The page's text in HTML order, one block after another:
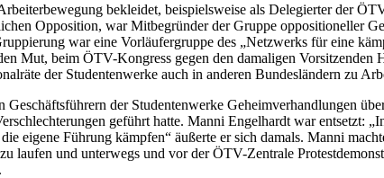
bekleidet, beispielsweise als Delegierter der
Opposition, war Mitbegründer der Gruppe oppositioneller
war eine Vorläufergruppe des „Netzwerks für eine
Mut, beim ÖTV-Kongress gegen den damaligen Vorsitzenden
der Studentenwerke auch in anderen Bundesländern zu
der Studentenwerke Geheimverhandlungen
geführt hatte. Manni Engelhardt war entsetzt:
eigene Führung kämpfen“ äußerte er sich damals. Manni
laufen und unterwegs und vor der ÖTV-Zentrale